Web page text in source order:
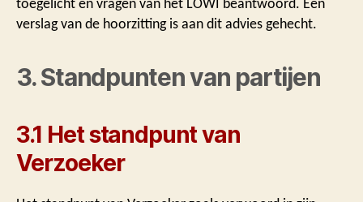
verslag van de hoorzitting is aan dit advies gehecht.
3. Standpunten van partijen
3.1 Het standpunt van
Verzoeker